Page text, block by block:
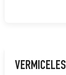
VERMICELES